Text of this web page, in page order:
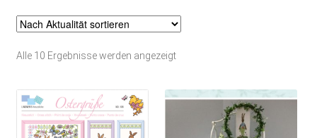
Mein Konto
Alle 10 Ergebnisse werden angezeigtNach